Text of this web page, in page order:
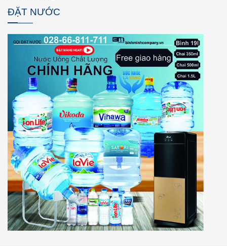
ĐẶT NƯỚC